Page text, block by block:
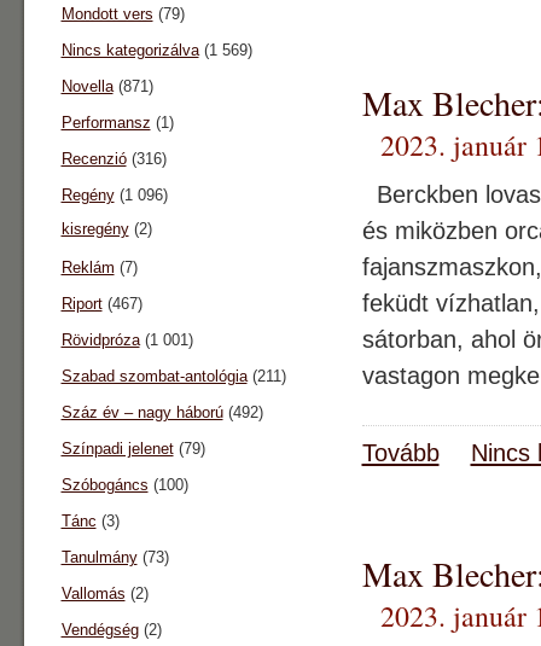
Max
2023. január
Berckben
és miközben
feküdt
sátorban, ahol
vastagon
Tovább Nincs
Max
2023. január
Mondott vers (79)
Nincs kategorizálva(1 569)
Novella(871)
Performansz (1)
Recenzió(316)
Regény(1 096)
kisregény(2)
Reklám (7)
Riport(467)
Rövidpróza(1 001)
Szabad szombat-antológia(211)
Száz év – nagy háború(492)
Színpadi jelenet(79)
Szóbogáncs (100)
Tánc (3)
Tanulmány(73)
Vallomás (2)
Vendégség(2)